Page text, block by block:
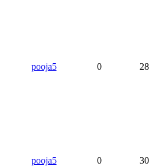
pooja5 0 28
pooja5 0 30